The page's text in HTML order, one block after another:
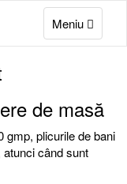
Meniu
de masă
gmp, plicurile de bani
când sunt